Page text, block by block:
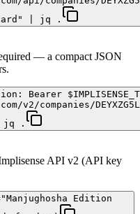
| jq .
— a compact JSON
Bearer
v2/companies/
jq .
API v2 (API key
Edition